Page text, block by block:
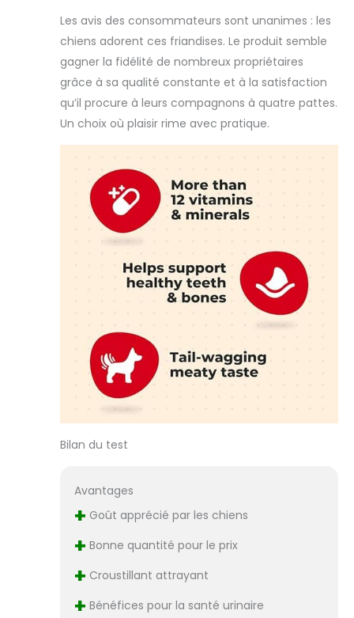
Les avis des consommateurs sont unanimes : les
chiens adorent ces friandises. Le produit semble
gagner la fidélité de nombreux propriétaires
grâce à sa qualité constante et à la satisfaction
qu’il procure à leurs compagnons à quatre pattes.
Un choix où plaisir rime avec pratique.
Bilan du test
Avantages
+ Goût apprécié par les chiens
+ Bonne quantité pour le prix
+ Croustillant attrayant
+ Bénéfices pour la santé urinaire